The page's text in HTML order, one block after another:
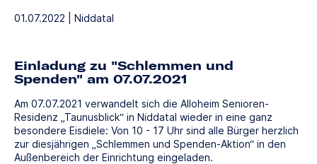
01.07.2022 | Niddatal
Einladung zu "Schlemmen und
Spenden" am 07.07.2021
Am 07.07.2021 verwandelt sich die Alloheim Senioren-
Residenz „Taunusblick“ in Niddatal wieder in eine ganz
besondere Eisdiele: Von 10 - 17 Uhr sind alle Bürger herzlich
zur diesjährigen „Schlemmen und Spenden-Aktion“ in den
Außenbereich der Einrichtung eingeladen.